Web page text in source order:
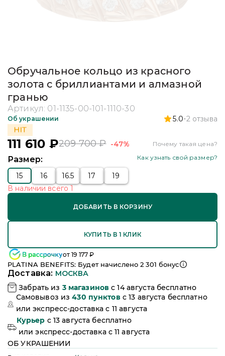
Обручальное кольцо из красного
золота с бриллиантами и алмазной
гранью
Артикул: 01-1135-00-101-1110-30
Об украшении 5.0 2 отзыва
111 610 ₽209 700₽ -47% Почему такая цена?
Размер: Как узнать свой размер?
15 16 16.5 17
19
В наличии всего1
ДОБАВИТЬ В КОРЗИНУ
КУПИТЬ В 1 КЛИК
от19 177 ₽
PLATINA BENEFITS: Будет начислено2 301 бонус
Доставка: МОСКВА
Забрать из 3магазинов c 14 августа бесплатно
Самовывоз из430 пунктов c 13 августа бесплатно
илиэкспресс-доставка c 11 августа
Курьер c 13 августа бесплатно
илиэкспресс-доставка c 11 августа
ОБ УКРАШЕНИИ